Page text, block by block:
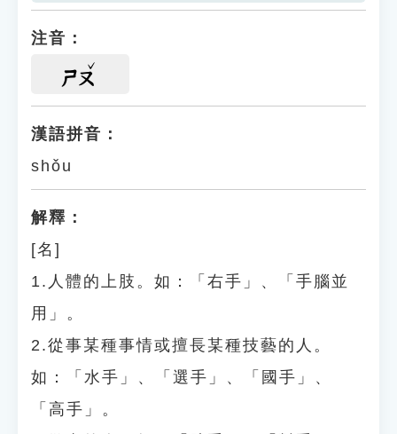
注音：
ㄕㄡ
漢語拼音：
shǒu
解釋：
[名]
1.人體的上肢。如：「右手」、「手腦並
用」。
2.從事某種事情或擅長某種技藝的人。
如：「水手」、「選手」、「國手」、
「高手」。